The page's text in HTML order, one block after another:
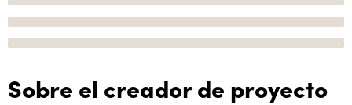
Sobre el creador de proyecto